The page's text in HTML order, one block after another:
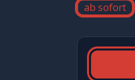
ab sofort